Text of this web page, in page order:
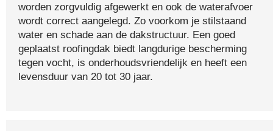
worden zorgvuldig afgewerkt en ook de waterafvoer
wordt correct aangelegd. Zo voorkom je stilstaand
water en schade aan de dakstructuur. Een goed
geplaatst roofingdak biedt langdurige bescherming
tegen vocht, is onderhoudsvriendelijk en heeft een
levensduur van 20 tot 30 jaar.